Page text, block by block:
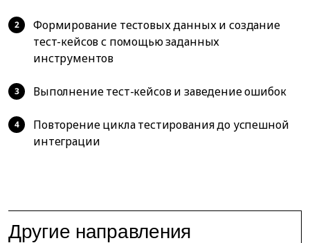
Формирование тестовых данных и создание
тест-кейсов с помощью заданных
инструментов
Выполнение тест-кейсов и заведение ошибок
Повторение цикла тестирования до успешной
интеграции
Другие направления